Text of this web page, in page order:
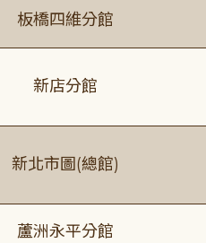
板橋四維分館
新店分館
新北市圖(總館)
蘆洲永平分館